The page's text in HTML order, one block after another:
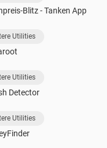
Blitz - Tanken App
Utilities
Utilities
Detector
Utilities